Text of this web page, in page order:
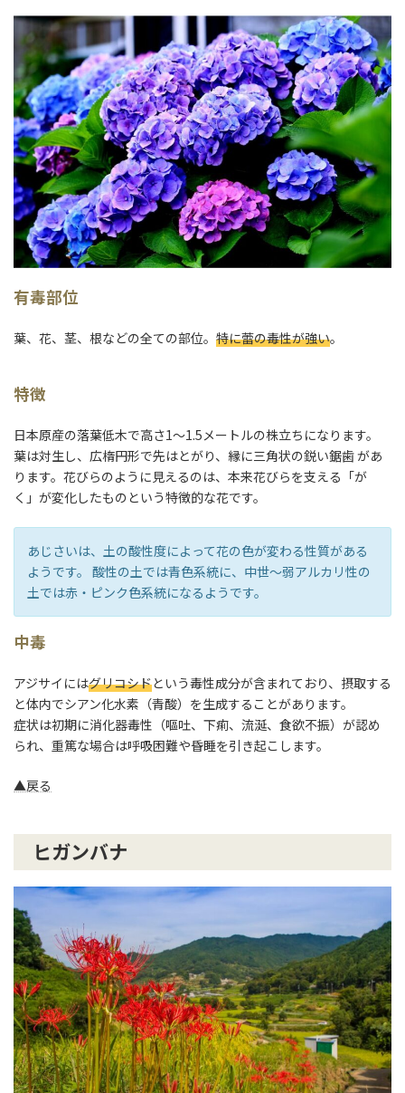
有毒部位
葉、花、茎、根などの全ての部位。 特に蕾の毒性が強い。
特徴
日本原産の落葉低木で高さ1～1.5メートルの株立ちになります。
葉は対生し、広楕円形で先はとがり、縁に三角状の鋭い鋸歯 があ
ります。花びらのように見えるのは、本来花びらを支える「が
く」が変化したものという特徴的な花です。
あじさいは、土の酸性度によって花の色が変わる性質がある
ようです。 酸性の土では青色系統に、中世～弱アルカリ性の
土では赤・ピンク色系統になるようです。
中毒
アジサイにはグリコシドという毒性成分が含まれており、摂取する
と体内でシアン化水素（青酸）を生成することがあります。
症状は初期に消化器毒性（嘔吐、下痢、流涎、食欲不振）が認め
られ、重篤な場合は呼吸困難や昏睡を引き起こします。
▲戻る
ヒガンバナ